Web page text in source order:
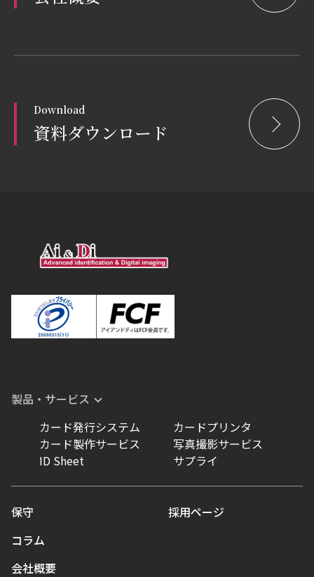
Download
資料ダウンロード
製品・サービス
カード発行システム
カードプリンタ
カード製作サービス
写真撮影サービス
ID Sheet
サプライ
保守
コラム
会社概要
採用ページ